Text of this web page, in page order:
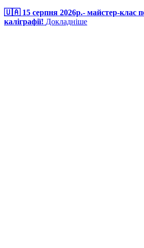
🇺🇦 15 серпня 2026р.- майстер-клас
каліграфії! Докладніше